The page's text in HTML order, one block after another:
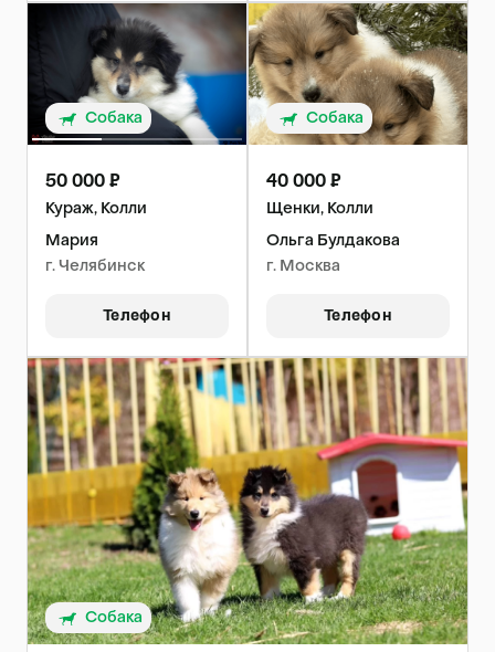
Собака
50 000 ₽
Кураж, Колли
Мария
г. Челябинск
Телефон
Собака
40 000 ₽
Щенки, Колли
Ольга Булдакова
г. Москва
Телефон
Собака